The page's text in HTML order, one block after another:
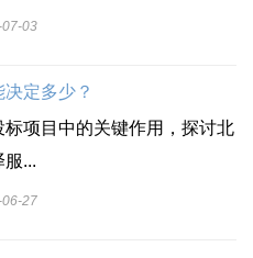
03
定多少？
项目中的关键作用，探讨北
...
27